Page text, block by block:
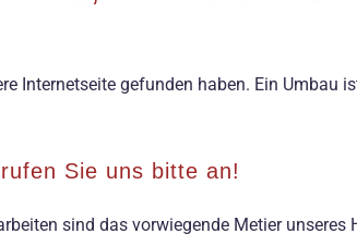
Internetseite gefunden haben. Ein Umbau
Sie uns bitte an!
sind das vorwiegende Metier unseres